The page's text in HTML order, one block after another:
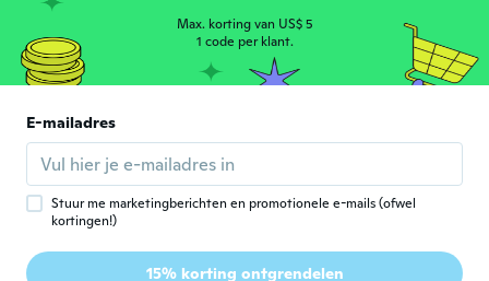
N
Lid geworden van
· 18 beoordelingen uploads
ongeveer 5 jaar geleden
A Andre Luis
Lid geworden van 2017 · 2 beoordelingen
Muito bom atendeu o esperado.
Tamas
Max. korting van US$ 5
1 code per klant.
E-mailadres
Stuur me marketingberichten en promotionele e-mails (ofwel
kortingen!)
15% korting ontgrendelen